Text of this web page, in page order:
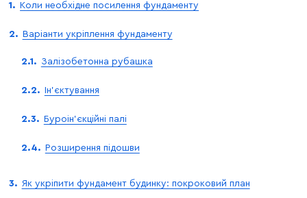
Коли необхідне посилення фундаменту
Варіанти укріплення фундаменту
Залізобетонна рубашка
Ін’єктування
Буроін’єкційні палі
Розширення підошви
Як укріпити фундамент будинку: покроковий план